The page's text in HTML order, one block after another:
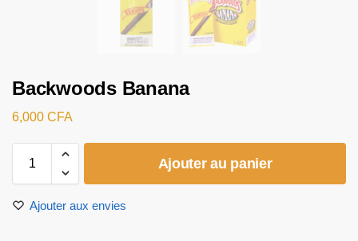
Backwoods Banana
6,000 CFA
Ajouter au panier
Ajouter aux envies